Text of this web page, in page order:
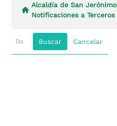
Alcaldía de San Jerónimo
Notificaciones a Terceros
Buscar Cancelar